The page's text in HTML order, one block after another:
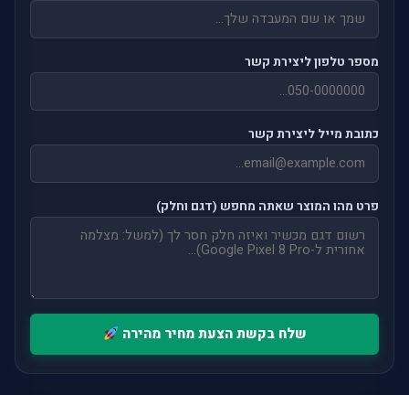
מספר טלפון ליצירת קשר
כתובת מייל ליצירת קשר
פרט מהו המוצר שאתה מחפש (דגם וחלק)
שלח בקשת הצעת מחיר מהירה